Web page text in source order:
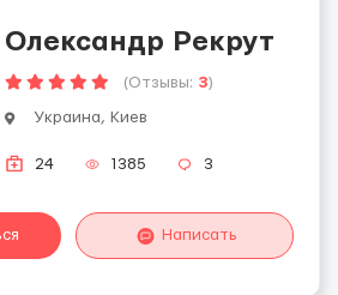
Олександр Рекрут
(Отзывы: 3)
Украина, Киев
24 1385 3
Написать